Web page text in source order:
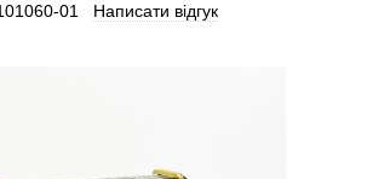
01 Написати відгук